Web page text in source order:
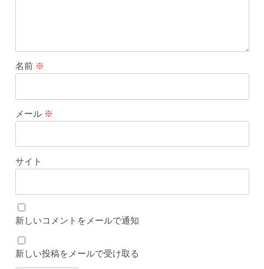
名前 ※
メール ※
サイト
新しいコメントをメールで通知
新しい投稿をメールで受け取る